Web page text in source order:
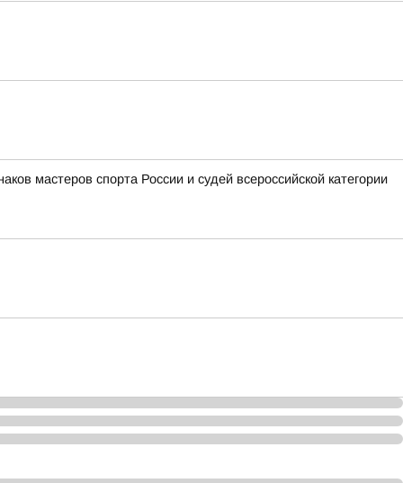
мастеров спорта России и судей всероссийской категории